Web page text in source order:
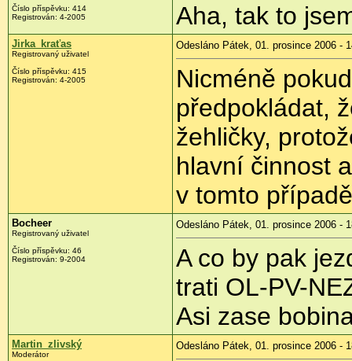
Číslo příspěvku: 414
Registrován: 4-2005
Aha, tak to
Jirka_kraťas
Registrovaný uživatel
Číslo příspěvku: 415
Registrován: 4-2005
Odesláno Pátek, 01. prosince 2006 -
Nicméně
předpokládat,
žehličky,
hlavní činnost
v tomto
Bocheer
Registrovaný uživatel
Číslo příspěvku: 46
Registrován: 9-2004
Odesláno Pátek, 01. prosince 2006 -
A co by pak
trati OL-PV-
Asi zase
Martin_zlivský
Moderátor
Odesláno Pátek, 01. prosince 2006 -